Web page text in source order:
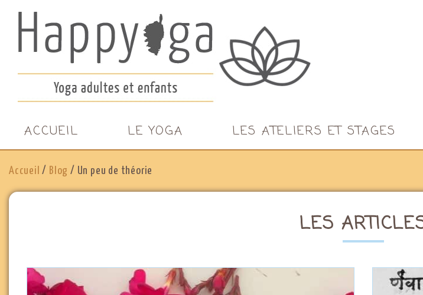
ACCUEIL LE YOGA LES ATELIERS ET STAGES
Accueil / Blog / Un peu de théorie
LES